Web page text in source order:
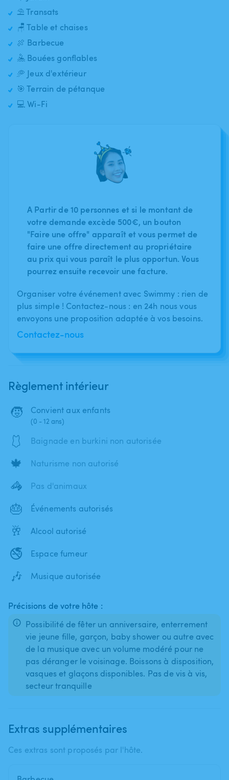
⛱️ Transats
🪑 Table et chaises
🍖 Barbecue
🤽 Bouées gonflables
🥏 Jeux d'extérieur
🎯 Terrain de pétanque
💻 Wi-Fi
A Partir de 10 personnes et si le montant de
votre demande excède 500€, un bouton
"Faire une offre" apparaît et vous permet de
faire une offre directement au propriétaire
au prix qui vous paraît le plus opportun. Vous
pourrez ensuite recevoir une facture.
Organiser votre événement avec Swimmy : rien de
plus simple ! Contactez-nous : en 24h nous vous
envoyons une proposition adaptée à vos besoins.
Contactez-nous
Règlement intérieur
🧒 Convient aux enfants
(0 - 12 ans)
🩱 Baignade en burkini non autorisée
🍁 Naturisme non autorisé
🦓 Pas d'animaux
🎂 Événements autorisés
🥂 Alcool autorisé
🚭 Espace fumeur
🎶 Musique autorisée
Précisions de votre hôte :
Possibilité de fêter un anniversaire, enterrement
vie jeune fille, garçon, baby shower ou autre avec
de la musique avec un volume modéré pour ne
pas déranger le voisinage. Boissons à disposition,
vasques et glaçons disponibles. Pas de vis à vis,
secteur tranquille
Extras supplémentaires
Ces extras sont proposés par l'hôte.